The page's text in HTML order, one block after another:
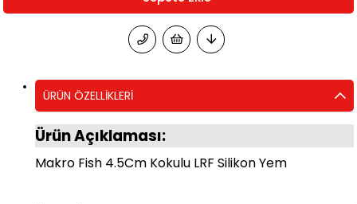
ÜRÜN ÖZELLIKLERI
Ürün Açıklaması:
Makro Fish 4.5Cm Kokulu LRF Silikon Yem